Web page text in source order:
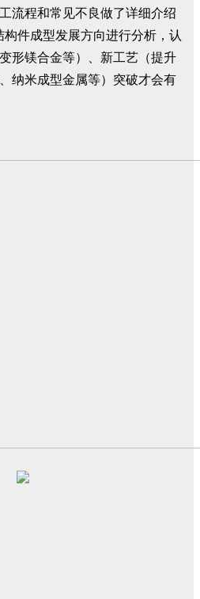
流程和常见不良做了详细介绍
件成型发展方向进行分析，认
形镁合金等）、新工艺（提升
纳米成型金属等）突破才会有